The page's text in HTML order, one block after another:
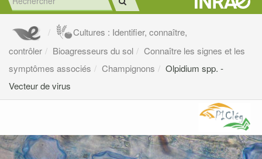
Cultures : Identifier, connaître,
contrôler
Bioagresseurs du sol
Connaître les signes et les
symptômes associés
Champignons
Olpidium spp. -
Vecteur de virus